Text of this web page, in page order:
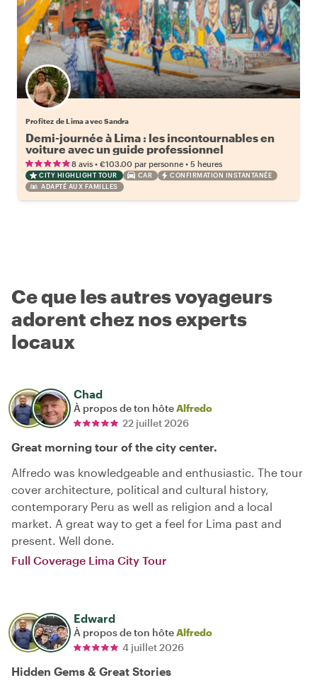
Profitez de Lima avec Sandra
Demi-journée à Lima : les incontournables en
voiture avec un guide professionnel
8 avis • €103.00 par personne • 5 heures
CITY HIGHLIGHT TOUR CAR
CONFIRMATION INSTANTANÉE
ADAPTÉ AUX FAMILLES
Ce que les autres voyageurs
adorent chez nos experts
locaux
Chad
À propos de ton hôteAlfredo
22 juillet 2026
Great morning tour of the city center.
Alfredo was knowledgeable and enthusiastic. The tour
cover architecture, political and cultural history,
contemporary Peru as well as religion and a local
market. A great way to get a feel for Lima past and
present. Well done.
Full Coverage Lima City Tour
Edward
À propos de ton hôteAlfredo
4 juillet 2026
Hidden Gems & Great Stories